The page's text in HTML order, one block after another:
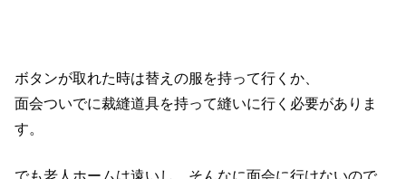
ボタンが取れた時は替えの服を持って行くか、
面会ついでに裁縫道具を持って縫いに行く必要がありま
す。